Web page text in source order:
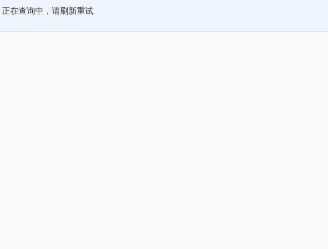
正在查询中，请刷新重试